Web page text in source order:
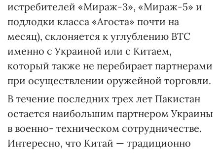
истребителей «Мираж-3», «Мираж-5» и
подлодки класса «Агоста» почти на
месяц), склоняется к углублению ВТС
именно с Украиной или с Китаем,
который также не перебирает партнерами
при осуществлении оружейной торговли.
В течение последних трех лет Пакистан
остается наибольшим партнером Украины
в военно- техническом сотрудничестве.
Интересно, что Китай — традиционно